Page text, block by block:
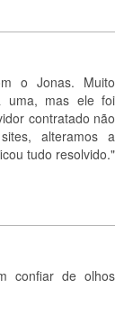
o Jonas. Muito
uma, mas ele foi
contratado não
alteramos a
tudo resolvido."
confiar de olhos